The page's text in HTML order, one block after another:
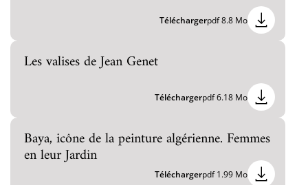
Téléchargerpdf 8.8 Mo
Les valises de Jean Genet
Téléchargerpdf 6.18 Mo
Baya, icône de la peinture algérienne. Femmes
en leur Jardin
Téléchargerpdf 1.99 Mo